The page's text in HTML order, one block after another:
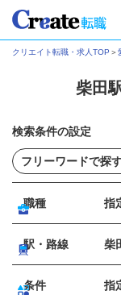
クリエイト転職・求人TOP ＞
柴田
検索条件の設定
職種 指
駅・路線 柴
条件 指